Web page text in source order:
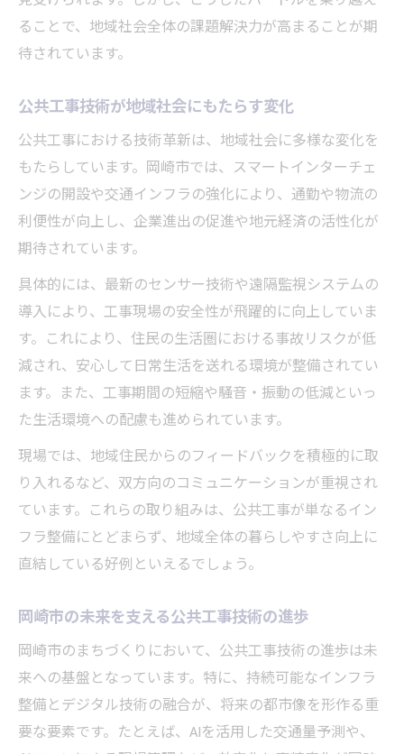
ることで、地域社会全体の課題解決力が高まることが期
待されています。
公共工事技術が地域社会にもたらす変化
公共工事における技術革新は、地域社会に多様な変化を
もたらしています。岡崎市では、スマートインターチェ
ンジの開設や交通インフラの強化により、通勤や物流の
利便性が向上し、企業進出の促進や地元経済の活性化が
期待されています。
具体的には、最新のセンサー技術や遠隔監視システムの
導入により、工事現場の安全性が飛躍的に向上していま
す。これにより、住民の生活圏における事故リスクが低
減され、安心して日常生活を送れる環境が整備されてい
ます。また、工事期間の短縮や騒音・振動の低減といっ
た生活環境への配慮も進められています。
現場では、地域住民からのフィードバックを積極的に取
り入れるなど、双方向のコミュニケーションが重視され
ています。これらの取り組みは、公共工事が単なるイン
フラ整備にとどまらず、地域全体の暮らしやすさ向上に
直結している好例といえるでしょう。
岡崎市の未来を支える公共工事技術の進歩
岡崎市のまちづくりにおいて、公共工事技術の進歩は未
来への基盤となっています。特に、持続可能なインフラ
整備とデジタル技術の融合が、将来の都市像を形作る重
要な要素です。たとえば、AIを活用した交通量予測や、